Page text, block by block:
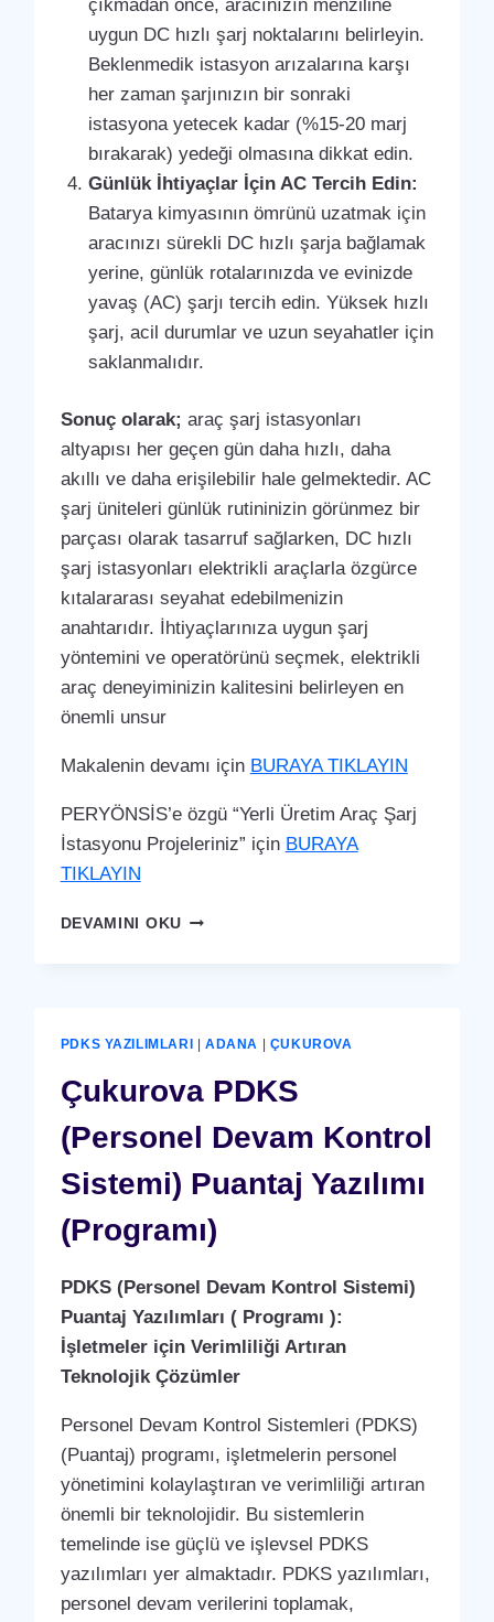
çıkmadan önce, aracınızın menziline
uygun DC hızlı şarj noktalarını belirleyin.
Beklenmedik istasyon arızalarına karşı
her zaman şarjınızın bir sonraki
istasyona yetecek kadar (%15-20 marj
bırakarak) yedeği olmasına dikkat edin.
Günlük İhtiyaçlar İçin AC Tercih Edin:
Batarya kimyasının ömrünü uzatmak için
aracınızı sürekli DC hızlı şarja bağlamak
yerine, günlük rotalarınızda ve evinizde
yavaş (AC) şarjı tercih edin. Yüksek hızlı
şarj, acil durumlar ve uzun seyahatler için
saklanmalıdır.
Sonuç olarak; araç şarj istasyonları
altyapısı her geçen gün daha hızlı, daha
akıllı ve daha erişilebilir hale gelmektedir. AC
şarj üniteleri günlük rutininizin görünmez bir
parçası olarak tasarruf sağlarken, DC hızlı
şarj istasyonları elektrikli araçlarla özgürce
kıtalararası seyahat edebilmenizin
anahtarıdır. İhtiyaçlarınıza uygun şarj
yöntemini ve operatörünü seçmek, elektrikli
araç deneyiminizin kalitesini belirleyen en
önemli unsur
Makalenin devamı için BURAYA TIKLAYIN
PERYÖNSİS’e özgü “Yerli Üretim Araç Şarj
İstasyonu Projeleriniz” için BURAYA
TIKLAYIN
DEVAMINI OKUÇUKUROVA
PDKS YAZILIMLARI |ADANA ÇUKUROVA
Çukurova PDKS
(Personel Devam Kontrol
Sistemi) Puantaj Yazılımı
(Programı)
PDKS (Personel Devam Kontrol Sistemi)
Puantaj Yazılımları ( Programı ):
İşletmeler için Verimliliği Artıran
Teknolojik Çözümler
Personel Devam Kontrol Sistemleri (PDKS)
(Puantaj) programı, işletmelerin personel
yönetimini kolaylaştıran ve verimliliği artıran
önemli bir teknolojidir. Bu sistemlerin
temelinde ise güçlü ve işlevsel PDKS
yazılımları yer almaktadır. PDKS yazılımları,
personel devam verilerini toplamak,